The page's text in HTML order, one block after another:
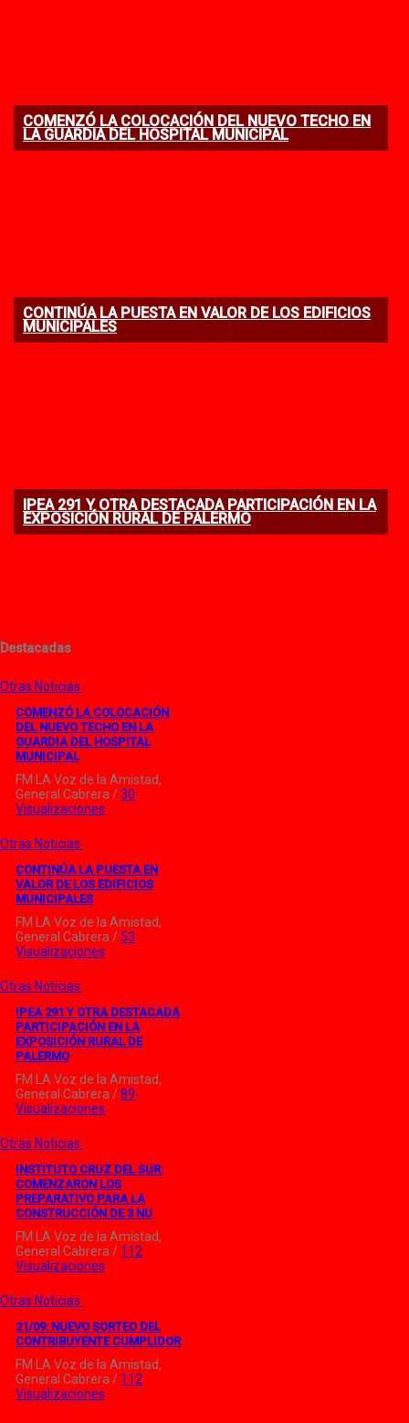
COMENZÓ LA COLOCACIÓN DEL NUEVO TECHO EN
LA GUARDIA DEL HOSPITAL MUNICIPAL
CONTINÚA LA PUESTA EN VALOR DE LOS EDIFICIOS
MUNICIPALES
IPEA 291 Y OTRA DESTACADA PARTICIPACIÓN EN LA
EXPOSICIÓN RURAL DE PALERMO
Destacadas
Otras Noticias
COMENZÓ LA COLOCACIÓN
DEL NUEVO TECHO EN LA
GUARDIA DEL HOSPITAL
MUNICIPAL
FM LA Voz de la Amistad,
General Cabrera /30
Visualizaciones
Otras Noticias
CONTINÚA LA PUESTA EN
VALOR DE LOS EDIFICIOS
MUNICIPALES
FM LA Voz de la Amistad,
General Cabrera /53
Visualizaciones
Otras Noticias
IPEA 291 Y OTRA DESTACADA
PARTICIPACIÓN EN LA
EXPOSICIÓN RURAL DE
PALERMO
FM LA Voz de la Amistad,
General Cabrera /89
Visualizaciones
Otras Noticias
INSTITUTO CRUZ DEL SUR:
COMENZARON LOS
PREPARATIVO PARA LA
CONSTRUCCIÓN DE 3 NU
FM LA Voz de la Amistad,
General Cabrera / 112
Visualizaciones
Otras Noticias
21/09: NUEVO SORTEO DEL
CONTRIBUYENTE CUMPLIDOR
FM LA Voz de la Amistad,
General Cabrera / 112
Visualizaciones